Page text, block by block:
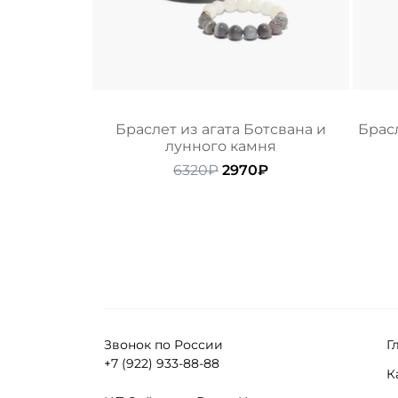
Браслет из агата Ботсвана и
лунного камня
6320₽ Первоначальная
2970₽Текущая
Звонок по России
+7 (922) 933-88-88